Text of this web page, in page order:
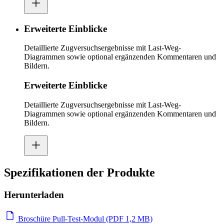
Erweiterte Einblicke
Detaillierte Zugversuchsergebnisse mit Last-Weg-
Diagrammen sowie optional ergänzenden Kommentaren und
Bildern.
Erweiterte Einblicke
Detaillierte Zugversuchsergebnisse mit Last-Weg-
Diagrammen sowie optional ergänzenden Kommentaren und
Bildern.
Spezifikationen der Produkte
Herunterladen
Broschüre Pull-Test-Modul (PDF 1,2 MB)